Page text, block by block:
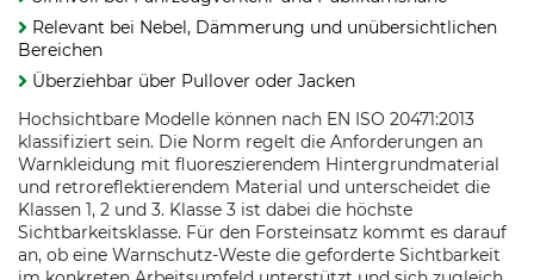
Relevant bei Nebel, Dämmerung und unübersichtlichen
Bereichen
Überziehbar über Pullover oder Jacken
Hochsichtbare Modelle können nach EN ISO 20471:2013
klassifiziert sein. Die Norm regelt die Anforderungen an
Warnkleidung mit fluoreszierendem Hintergrundmaterial
und retroreflektierendem Material und unterscheidet die
Klassen 1, 2 und 3. Klasse 3 ist dabei die höchste
Sichtbarkeitsklasse. Für den Forsteinsatz kommt es darauf
an, ob eine Warnschutz-Weste die geforderte Sichtbarkeit